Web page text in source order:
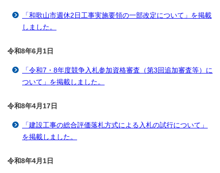
「和歌山市週休2日工事実施要領の一部改定について」を掲載
しました。
令和8年6月1 日
「令和7・8年度競争入札参加資格審査（第3回追加審査等）に
ついて」を掲載しました。
令和8年4月17 日
「建設工事の総合評価落札方式による入札の試行について」
を掲載しました。
令和8年4月1 日